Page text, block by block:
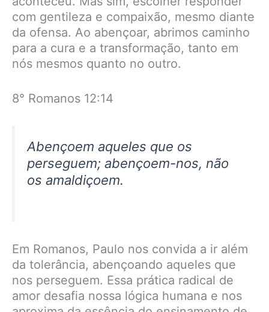
com gentileza e compaixão, mesmo diante
da ofensa. Ao abençoar, abrimos caminho
para a cura e a transformação, tanto em
nós mesmos quanto no outro.
8° Romanos 12:14
Abençoem aqueles que os
perseguem; abençoem-nos, não
os amaldiçoem.
Em Romanos, Paulo nos convida a ir além
da tolerância, abençoando aqueles que
nos perseguem. Essa prática radical de
amor desafia nossa lógica humana e nos